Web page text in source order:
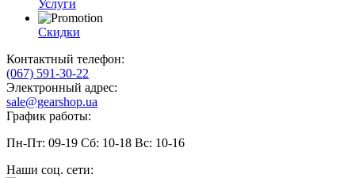
Услуги
Скидки
Контактный телефон:
(067) 591-30-22
Электронный адрес:
sale@gearshop.ua
График работы:
Пн-Пт: 09-19 Сб: 10-18 Вс: 10-16
Наши соц. сети: